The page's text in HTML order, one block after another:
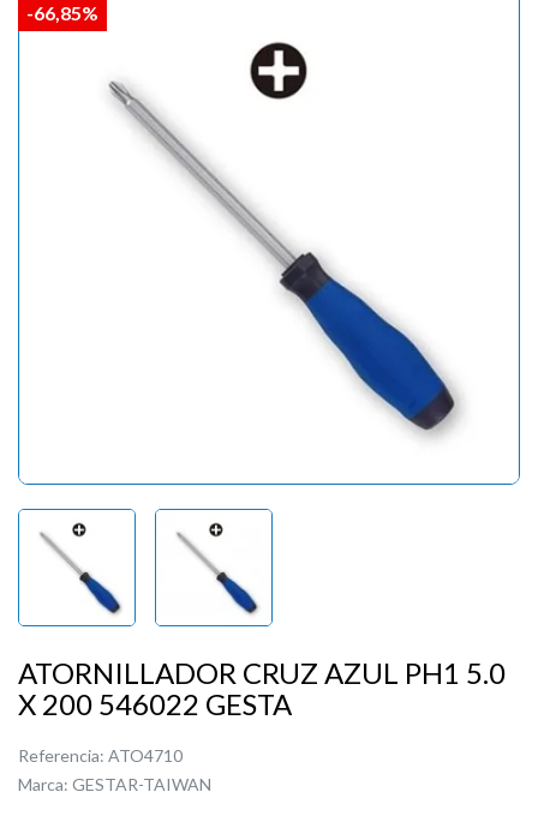
-66,85%
ATORNILLADOR CRUZ AZUL PH1 5.0
X 200 546022 GESTA
Referencia: ATO4710
Marca: GESTAR-TAIWAN